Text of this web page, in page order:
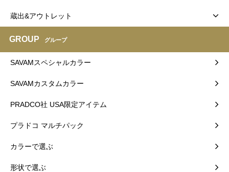
蔵出&アウトレット
GROUP グループ
SAVAMスペシャルカラー
SAVAMカスタムカラー
PRADCO社 USA限定アイテム
プラドコ マルチパック
カラーで選ぶ
形状で選ぶ